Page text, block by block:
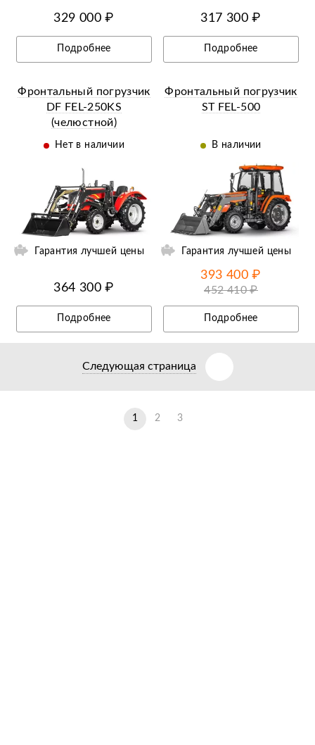
329 000 ₽
Подробнее
317 300 ₽
Подробнее
Фронтальный погрузчик
DF FEL-250KS
(челюстной)
Нет в наличии
Гарантия лучшей цены
364 300 ₽
Подробнее
Фронтальный погрузчик
ST FEL-500
В наличии
Ещё 2 фотографии
Гарантия лучшей цены
393 400 ₽
452 410 ₽
Подробнее
Следующая страница
1 2 3